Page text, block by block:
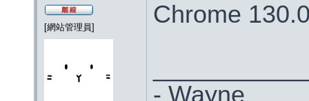
[網站管理員]
Chrome
- Wayne